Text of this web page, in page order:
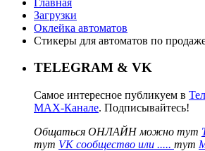
Загрузки
Оклейка автоматов
Стикеры для автоматов по
TELEGRAM & VK
Самое интересное публикуем в
MAX-Канале. Подписывайтесь!
Общаться ОНЛАЙН можно тут
тут VK сообщество или ..... тут